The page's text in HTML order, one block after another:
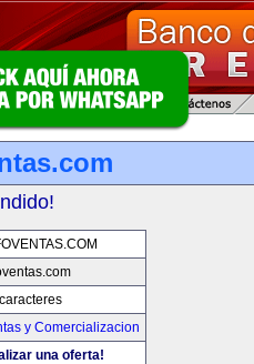
y Comercializacion
una oferta!